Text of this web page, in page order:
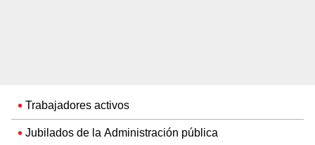
Trabajadores activos
Jubilados de la Administración pública